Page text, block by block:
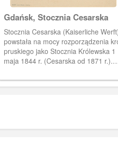
Gdańsk, Stocznia Cesarska
Stocznia Cesarska (Kaiserliche
powstała na mocy rozporządzenia
pruskiego jako Stocznia Królewska 1
maja 1844 r. (Cesarska od 1871 r.).